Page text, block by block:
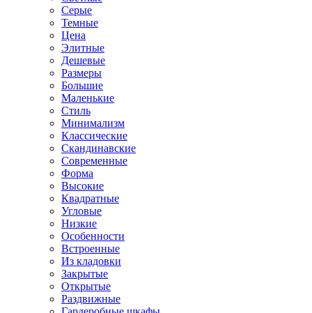
Серые
Темные
Цена
Элитные
Дешевые
Размеры
Большие
Маленькие
Стиль
Минимализм
Классические
Скандинавские
Современные
Форма
Высокие
Квадратные
Угловые
Низкие
Особенности
Встроенные
Из кладовки
Закрытые
Открытые
Раздвижные